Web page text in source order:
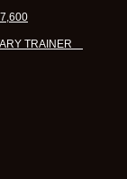
TRAINER